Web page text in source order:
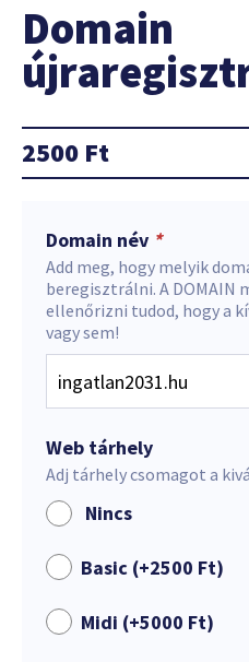
Domain
2500 Ft
Domain név *
Add meg, hogy melyik
beregisztrálni. A DOMAIN
ellenőrizni tudod, hogy a
vagy sem!
Web tárhely
Adj tárhely csomagot a
Nincs
Basic (+2500 Ft)
Midi (+5000 Ft)